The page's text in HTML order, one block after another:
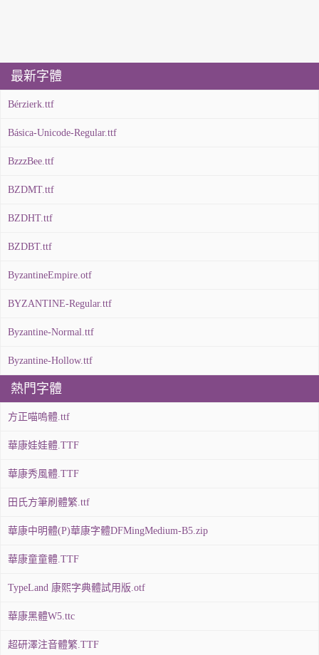
最新字體
Bérzierk.ttf
Básica-Unicode-Regular.ttf
BzzzBee.ttf
BZDMT.ttf
BZDHT.ttf
BZDBT.ttf
ByzantineEmpire.otf
BYZANTINE-Regular.ttf
Byzantine-Normal.ttf
Byzantine-Hollow.ttf
熱門字體
方正喵嗚體.ttf
華康娃娃體.TTF
華康秀風體.TTF
田氏方筆刷體繁.ttf
華康中明體(P)華康字體DFMingMedium-B5.zip
華康童童體.TTF
TypeLand 康熙字典體試用版.otf
華康黑體W5.ttc
超研澤注音體繁.TTF